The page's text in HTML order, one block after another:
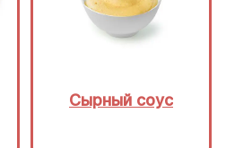
Сырный соус